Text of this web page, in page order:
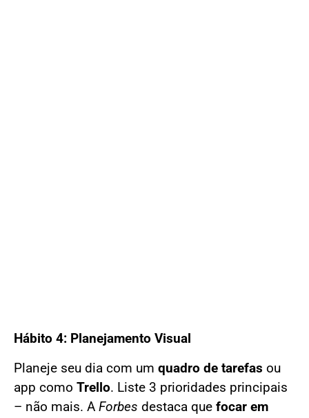
Hábito 4: Planejamento Visual
Planeje seu dia com um quadro de tarefas ou
app como Trello. Liste 3 prioridades principais
– não mais. A Forbes destaca que focar em